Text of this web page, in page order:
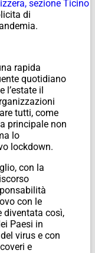
sezione Ticino
di
rapida
quotidiano
l’estate il
tutti, come
principale non
lo
lockdown.
con la
con le
diventata così,
Paesi in
virus e con
e